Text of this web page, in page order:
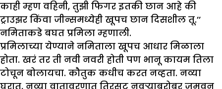
काही म्हण वहिनी, तुझी फिगर इतकी छान आहे की
ट्राउझर किंवा जीन्समध्येही खूपच छान दिसशील तू.’’
नमिताकडे बघत प्रमिला म्हणाली.
प्रमिलाच्या येण्याने नमिताला खूपच आधार मिळाला
होता. खरं तर ती नवी नवरी होती पण भानू कायम तिला
टोचून बोलायचा. कौतुक कधीच करत नव्हता. नव्या
घरात, नव्या वातावरणात तिरसट नवऱ्याबरोबर जमवून